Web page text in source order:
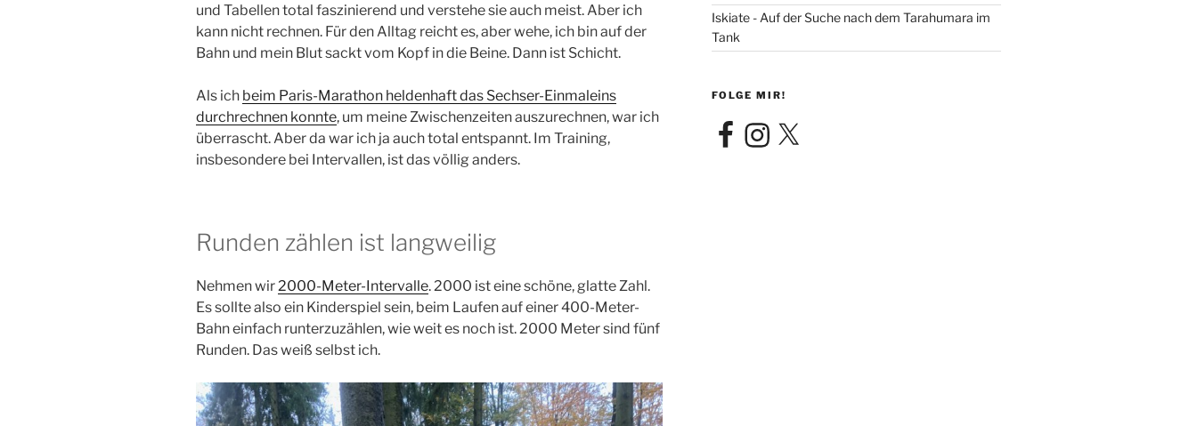
und Tabellen total faszinierend und verstehe sie auch meist. Aber ich
kann nicht rechnen. Für den Alltag reicht es, aber wehe, ich bin auf der
Bahn und mein Blut sackt vom Kopf in die Beine. Dann ist Schicht.
Als ich beim Paris-Marathon heldenhaft das Sechser-Einmaleins
durchrechnen konnte, um meine Zwischenzeiten auszurechnen, war ich
überrascht. Aber da war ich ja auch total entspannt. Im Training,
insbesondere bei Intervallen, ist das völlig anders.
Runden zählen ist langweilig
Nehmen wir2000-Meter-Intervalle. 2000 ist eine schöne, glatte Zahl.
Es sollte also ein Kinderspiel sein, beim Laufen auf einer 400-Meter-
Bahn einfach runterzuzählen, wie weit es noch ist. 2000 Meter sind fünf
Runden. Das weiß selbst ich.
Iskiate - Auf der Suche nach dem Tarahumara im
Tank
FOLGE MIR!
FacebookInstagram
X